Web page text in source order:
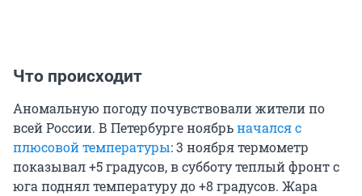
Что происходит
Аномальную погоду почувствовали жители по
всей России. В Петербурге ноябрьначался с
плюсовой температуры: 3 ноября термометр
показывал +5 градусов, в субботу теплый фронт с
юга поднял температуру до +8 градусов. Жара